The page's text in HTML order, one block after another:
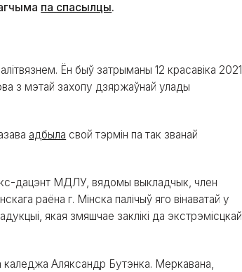
па спасылцы.
Ён быў затрыманы 12 красавіка 2021
з мэтай захопу дзяржаўнай улады
адбыла свой тэрмін па так званай
дацэнт МДЛУ, вядомы выкладчык, член
раёна г. Мінска палічыў яго вінаватай у
якая змяшчае заклікі да экстрэмісцкай
каледжа Аляксандр Бутэнка. Меркавана,